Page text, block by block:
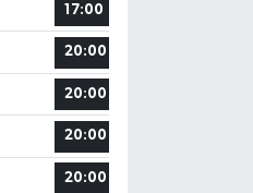
17:00
20:00
20:00
20:00
20:00